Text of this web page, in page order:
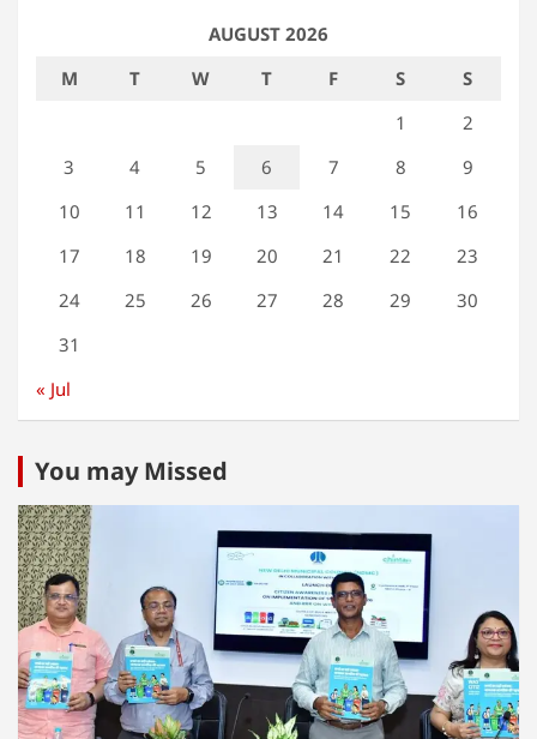
AUGUST 2026
M
T W T F S
S
1
2
3
4 5 6 7 8
9
10
11 12 13 14 15
16
17
18 19 20 21 22
23
24
25 26 27 28 29
30
31
« Jul
You may Missed